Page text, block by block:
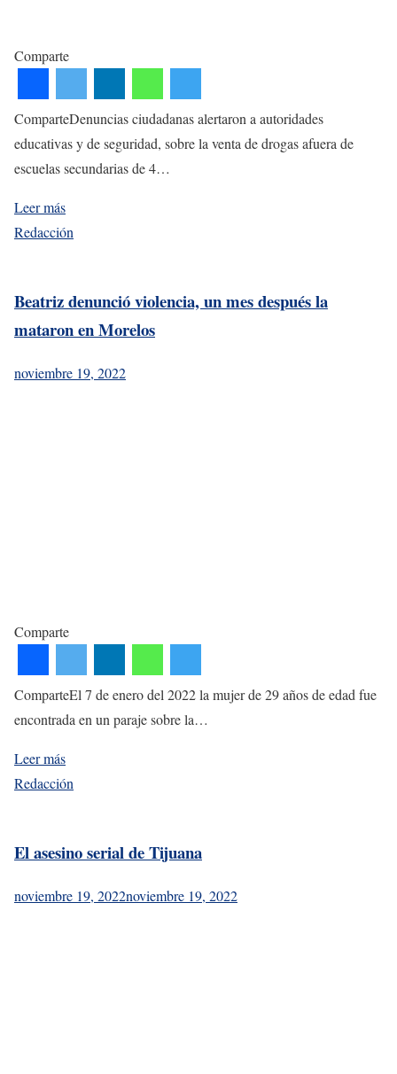
Comparte
ComparteDenuncias ciudadanas alertaron a autoridades
educativas y de seguridad, sobre la venta de drogas afuera de
escuelas secundarias de 4…
Leer más
Redacción
Beatriz denunció violencia, un mes después la
mataron en Morelos
noviembre 19, 2022
Comparte
ComparteEl 7 de enero del 2022 la mujer de 29 años de edad fue
encontrada en un paraje sobre la…
Leer más
Redacción
El asesino serial de Tijuana
noviembre 19, 2022noviembre 19, 2022